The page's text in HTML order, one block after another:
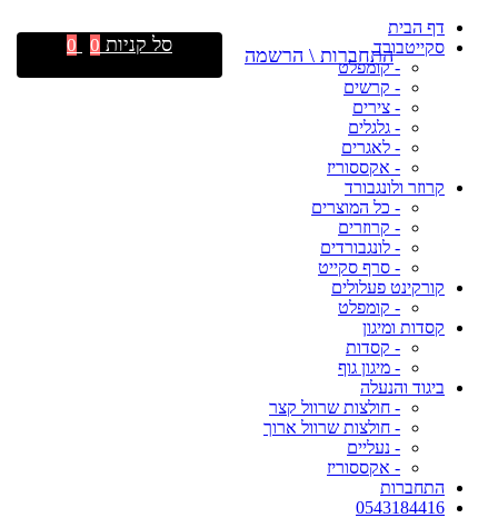
דף הבית
סקייטבורד
- קומפלט
- קרשים
- צירים
- גלגלים
- לאגרים
- אקססוריז
קרוזר ולונגבורד
- כל המוצרים
- קרוזרים
- לונגבורדים
- סרף סקייט
קורקינט פעלולים
- קומפלט
קסדות ומיגון
- קסדות
- מיגון גוף
ביגוד והנעלה
- חולצות שרוול קצר
- חולצות שרוול ארוך
- נעליים
- אקססוריז
התחברות
0543184416
התחברות \ הרשמה סל קניות 0
0